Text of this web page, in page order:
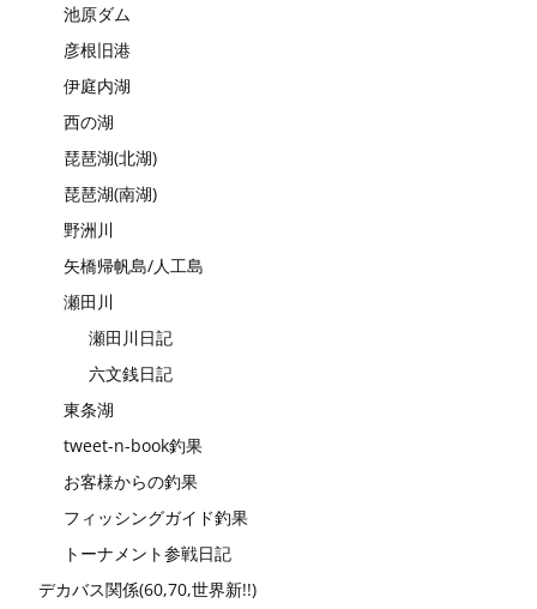
池原ダム
彦根旧港
伊庭内湖
西の湖
琵琶湖(北湖)
琵琶湖(南湖)
野洲川
矢橋帰帆島/人工島
瀬田川
瀬田川日記
六文銭日記
東条湖
tweet-n-book釣果
お客様からの釣果
フィッシングガイド釣果
トーナメント参戦日記
デカバス関係(60,70,世界新!!)